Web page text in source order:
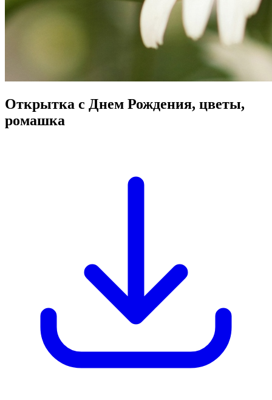
Открытка с Днем Рождения, цветы,
ромашка